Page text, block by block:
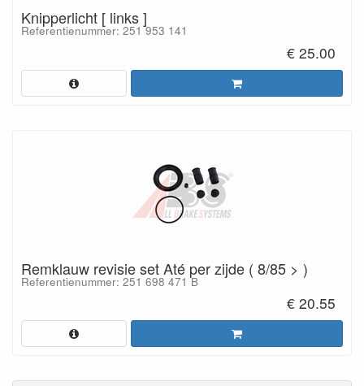
Knipperlicht [ links ]
Referentienummer: 251 953 141
€ 25.00
Remklauw revisie set Até per zijde ( 8/85 > )
Referentienummer: 251 698 471 B
€ 20.55